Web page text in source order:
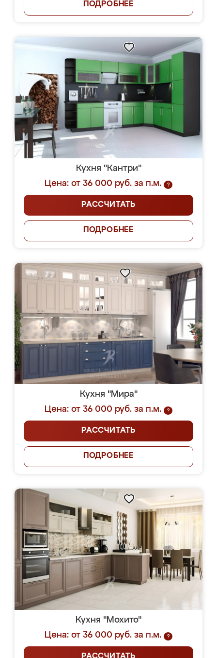
ПОДРОБНЕЕ
Кухня "Кантри"
Цена: от 36 000 руб. за п.м.
?
РАССЧИТАТЬ
ПОДРОБНЕЕ
Кухня "Мира"
Цена: от 36 000 руб. за п.м.
?
РАССЧИТАТЬ
ПОДРОБНЕЕ
Кухня "Мохито"
Цена: от 36 000 руб. за п.м.
?